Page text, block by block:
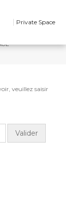
Private Space
veuillez saisir